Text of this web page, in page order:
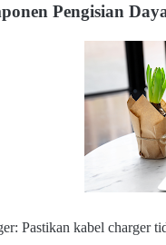
Pengisian
Pastikan kabel charger